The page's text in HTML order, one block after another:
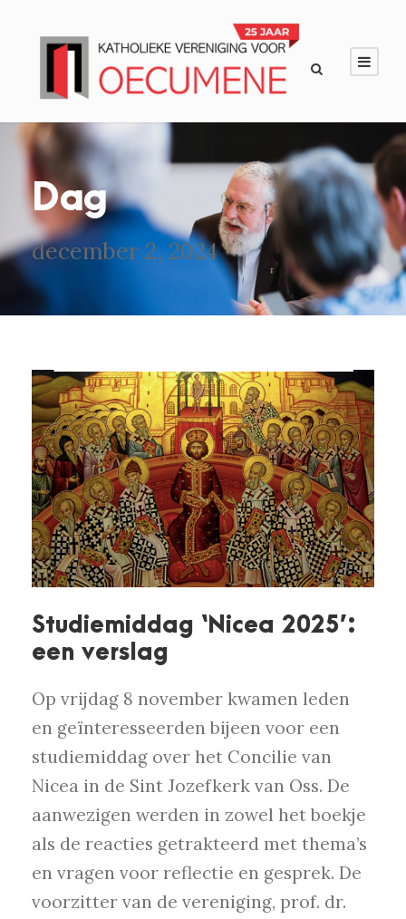
Dag
december 2, 2024
Studiemiddag ‘Nicea 2025’:
een verslag
Op vrijdag 8 november kwamen leden
en geïnteresseerden bijeen voor een
studiemiddag over het Concilie van
Nicea in de Sint Jozefkerk van Oss. De
aanwezigen werden in zowel het boekje
als de reacties getrakteerd met thema’s
en vragen voor reflectie en gesprek. De
voorzitter van de vereniging, prof. dr.